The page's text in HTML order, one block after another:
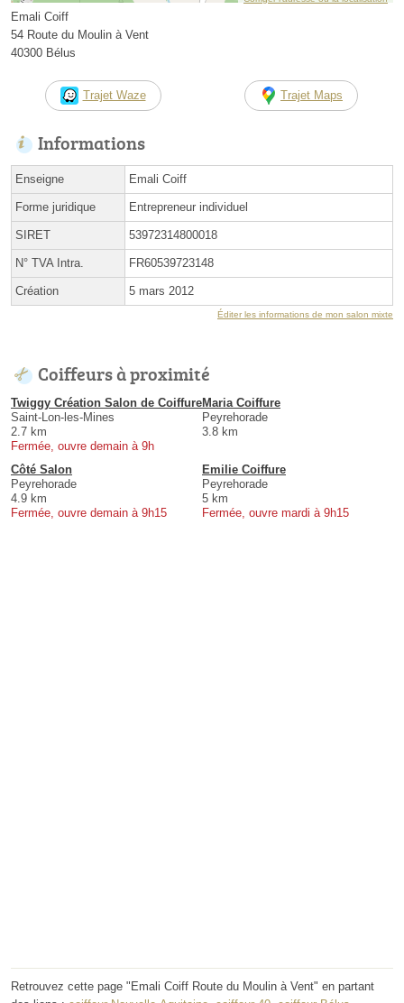
Emali Coiff
54 Route du Moulin à Vent
40300 Bélus
Trajet Waze Trajet Maps
Informations
Enseigne Emali Coiff
Forme juridique Entrepreneur individuel
SIRET 53972314800018
N° TVA Intra. FR60539723148
Création 5 mars 2012
Éditer les informations de mon salon mixte
Coiffeurs à proximité
Twiggy Création Salon de Coiffure
Saint-Lon-les-Mines
2.7 km
Fermée, ouvre demain à 9h
Maria Coiffure
Peyrehorade
3.8 km
Côté Salon
Peyrehorade
4.9 km
Fermée, ouvre demain à 9h15
Emilie Coiffure
Peyrehorade
5 km
Fermée, ouvre mardi à 9h15
Retrouvez cette page "Emali Coiff Route du Moulin à Vent" en partant